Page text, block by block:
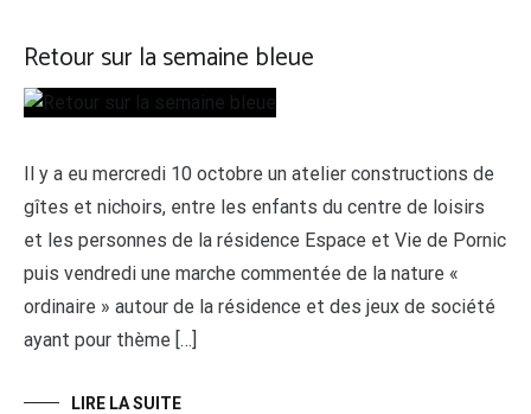
Retour sur la semaine bleue
Il y a eu mercredi 10 octobre un atelier constructions de
gîtes et nichoirs, entre les enfants du centre de loisirs
et les personnes de la résidence Espace et Vie de Pornic
puis vendredi une marche commentée de la nature «
ordinaire » autour de la résidence et des jeux de société
ayant pour thème […]
LIRE LA SUITE